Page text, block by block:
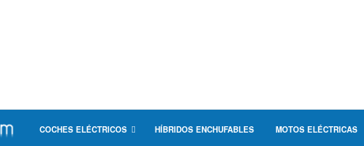
COCHES ELÉCTRICOS HÍBRIDOS ENCHUFABLES MOTOS ELÉCTRICAS